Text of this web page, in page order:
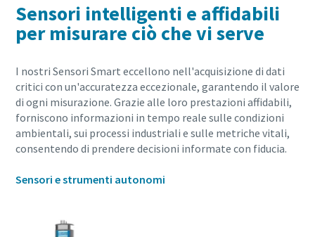
10 passaggi verso una produzione più
Riduzione delle emissioni di carbonio per una produzione
Sensori intelligenti e affidabili
per misurare ciò che vi serve
I nostri Sensori Smart eccellono nell'acquisizione di dati
critici con un'accuratezza eccezionale, garantendo il valore
di ogni misurazione. Grazie alle loro prestazioni affidabili,
forniscono informazioni in tempo reale sulle condizioni
ambientali, sui processi industriali e sulle metriche vitali,
consentendo di prendere decisioni informate con fiducia.
Sensori e strumenti autonomi